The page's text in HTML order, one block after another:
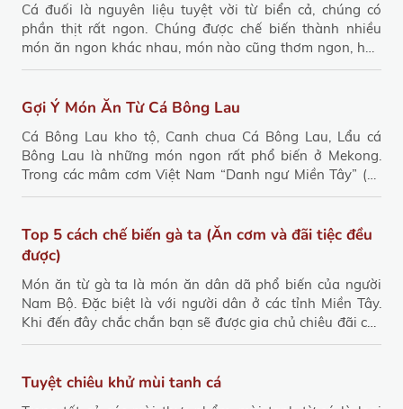
Cá đuối là nguyên liệu tuyệt vời từ biển cả, chúng có
phần thịt rất ngon. Chúng được chế biến thành nhiều
món ăn ngon khác nhau, món nào cũng thơm ngon, hấp
dẫn. Vậy thì làm cách nào để nấu được một món ăn ngon
Gợi Ý Món Ăn Từ Cá Bông Lau
Cá Bông Lau kho tộ, Canh chua Cá Bông Lau, Lẩu cá
Bông Lau là những món ngon rất phổ biến ở Mekong.
Trong các mâm cơm Việt Nam “Danh ngư Miền Tây” (cá
Bông Lau) không chỉ là nguyên liệu cho món ăn ngon mà
muốn chia sẻ thêm những thông tin liên quan và cách
chế biến món ngon từ Cá Bông Lau. Anh chị yêu thích
vào bếp có thể trổ tài thực hiện cho người thân cùng
thưởng thức.
Top 5 cách chế biến gà ta (Ăn cơm và đãi tiệc đều
được)
Món ăn từ gà ta là món ăn dân dã phổ biến của người
Nam Bộ. Đặc biệt là với người dân ở các tỉnh Miền Tây.
Khi đến đây chắc chắn bạn sẽ được gia chủ chiêu đãi các
món ăn từ gà ta. Vì gà thả vườn được người dân nuôi tại
luôn được hiện diện. Tại Phan Thiết gà ta vẫn là món
Tuyệt chiêu khử mùi tanh cá